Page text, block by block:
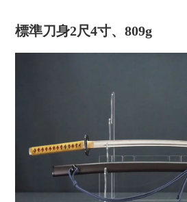
標準刀身2尺4寸、809g